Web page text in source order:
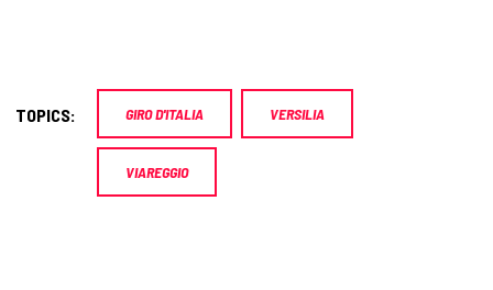
TOPICS: GIRO D'ITALIA VERSILIA
VIAREGGIO